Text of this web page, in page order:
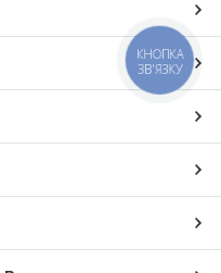
КНОПКА
ЗВ'ЯЗКУ